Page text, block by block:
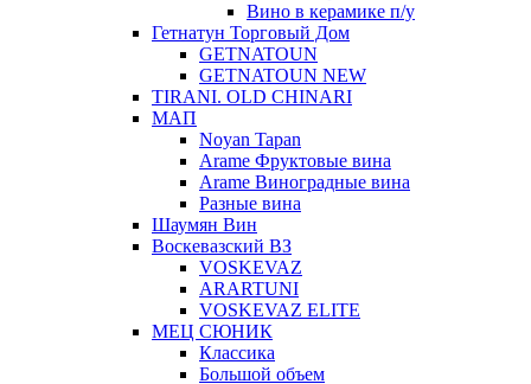
Вино в керамике п/у
Гетнатун Торговый Дом
GETNATOUN
GETNATOUN NEW
TIRANI. OLD CHINARI
МАП
Noyan Tapan
Arame Фруктовые вина
Arame Виноградные вина
Разные вина
Шаумян Вин
Воскевазский ВЗ
VOSKEVAZ
ARARTUNI
VOSKEVAZ ELITE
МЕЦ СЮНИК
Классика
Большой объем